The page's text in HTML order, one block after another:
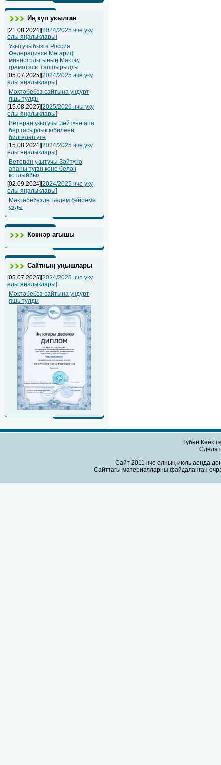
Иң күп укылган
[21.08.2024][2024/2025 нче уку
елы яңалыклары]
Укытучыбызга Россия
Федерациясе Мәгариф
министрлыгының Мактау
грамотасы тапшырылды
[05.07.2025][2024/2025 нче уку
елы яңалыклары]
Мәктәбебез сайтына ундүрт
яшь тулды
[15.08.2025][2025/2026 нчы уку
елы яңалыклары]
Ветеран укытучы Зәйтүнә апа
бер гасырлык юбилеен
билгеләп үтә
[15.08.2024][2024/2025 нче уку
елы яңалыклары]
Ветеран укытучы Зәйтүнә
апаны туган көне белән
котлыйбыз
[02.09.2024][2024/2025 нче уку
елы яңалыклары]
Мәктәбебездә Белем бәйрәме
узды
Көннәр агышы
Сайтның уңышлары
[05.07.2025][2024/2025 нче уку
елы яңалыклары]
Мәктәбебез сайтына ундүрт
яшь тулды
Түбән Көек
Сайт 2011 нче елның июль аенда
Сайттагы материалларны файдаланган